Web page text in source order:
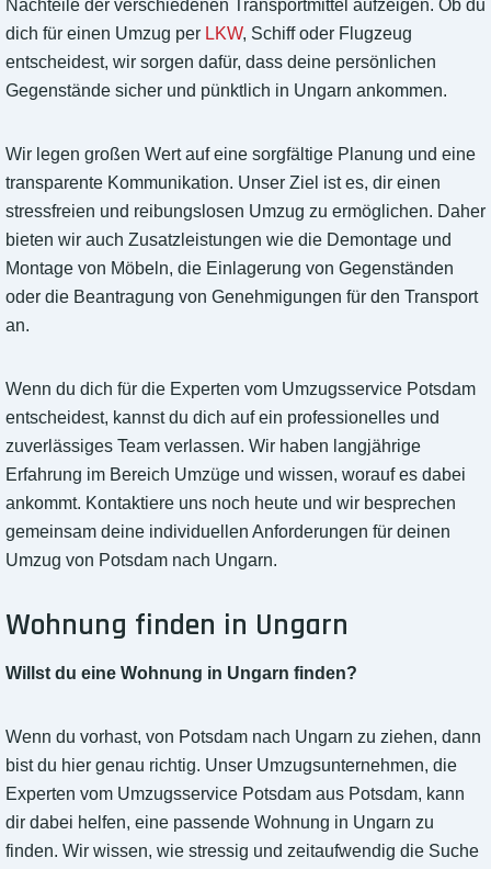
Nachteile der verschiedenen Transportmittel aufzeigen. Ob du
dich für einen Umzug per LKW, Schiff oder Flugzeug
entscheidest, wir sorgen dafür, dass deine persönlichen
Gegenstände sicher und pünktlich in Ungarn ankommen.
Wir legen großen Wert auf eine sorgfältige Planung und eine
transparente Kommunikation. Unser Ziel ist es, dir einen
stressfreien und reibungslosen Umzug zu ermöglichen. Daher
bieten wir auch Zusatzleistungen wie die Demontage und
Montage von Möbeln, die Einlagerung von Gegenständen
oder die Beantragung von Genehmigungen für den Transport
an.
Wenn du dich für die Experten vom Umzugsservice Potsdam
entscheidest, kannst du dich auf ein professionelles und
zuverlässiges Team verlassen. Wir haben langjährige
Erfahrung im Bereich Umzüge und wissen, worauf es dabei
ankommt. Kontaktiere uns noch heute und wir besprechen
gemeinsam deine individuellen Anforderungen für deinen
Umzug von Potsdam nach Ungarn.
Wohnung finden in Ungarn
Willst du eine Wohnung in Ungarn finden?
Wenn du vorhast, von Potsdam nach Ungarn zu ziehen, dann
bist du hier genau richtig. Unser Umzugsunternehmen, die
Experten vom Umzugsservice Potsdam aus Potsdam, kann
dir dabei helfen, eine passende Wohnung in Ungarn zu
finden. Wir wissen, wie stressig und zeitaufwendig die Suche